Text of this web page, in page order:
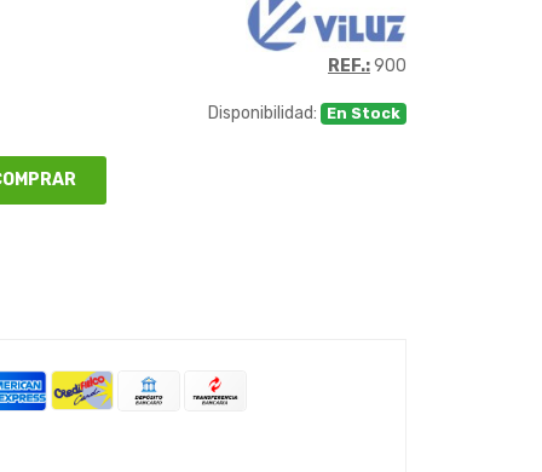
REF.:900
Disponibilidad: En Stock